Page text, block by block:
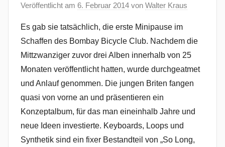
Veröffentlicht am 6. Februar 2014 von Walter Kraus
Es gab sie tatsächlich, die erste Minipause im
Schaffen des Bombay Bicycle Club. Nachdem die
Mittzwanziger zuvor drei Alben innerhalb von 25
Monaten veröffentlicht hatten, wurde durchgeatmet
und Anlauf genommen. Die jungen Briten fangen
quasi von vorne an und präsentieren ein
Konzeptalbum, für das man eineinhalb Jahre und
neue Ideen investierte. Keyboards, Loops und
Synthetik sind ein fixer Bestandteil von „So Long,